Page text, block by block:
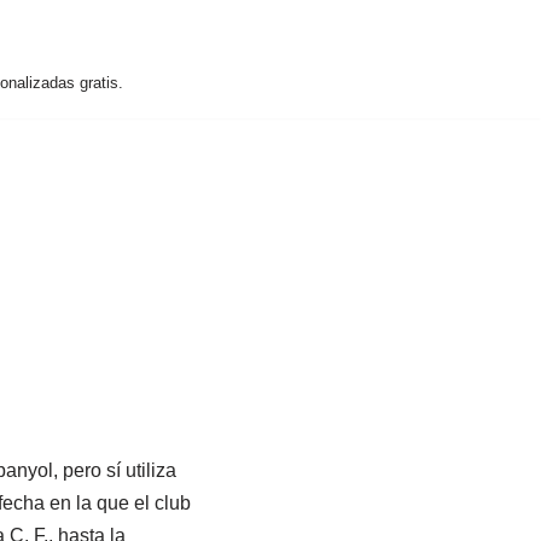
gratis.
pero sí utiliza
en la que el club
F., hasta la